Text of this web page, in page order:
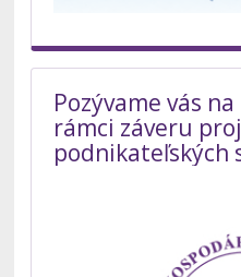
Pozývame vás
rámci záveru
podnikateľských